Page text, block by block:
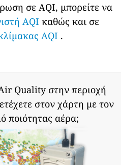
σε AQI, μπορείτε να
AQI καθώς και σε
AQI .
Quality στην περιοχή
στον χάρτη με τον
ποιότητας αέρα;